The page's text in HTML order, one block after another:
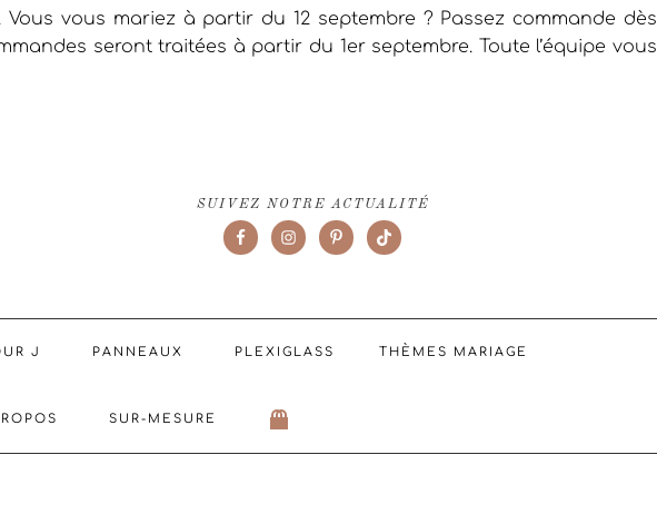
vous mariez à partir du 12 septembre ? Passez commande dès
seront traitées à partir du 1er septembre. Toute l’équipe vous
SUIVEZ NOTRE ACTUALITÉ
J PANNEAUX PLEXIGLASS THÈMES MARIAGE
SUR-MESURE